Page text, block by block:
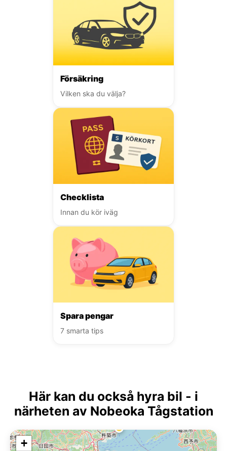
Försäkring
Vilken ska du välja?
Checklista
Innan du kör iväg
Spara pengar
7 smarta tips
Här kan du också hyra bil - i
närheten av Nobeoka Tågstation
+